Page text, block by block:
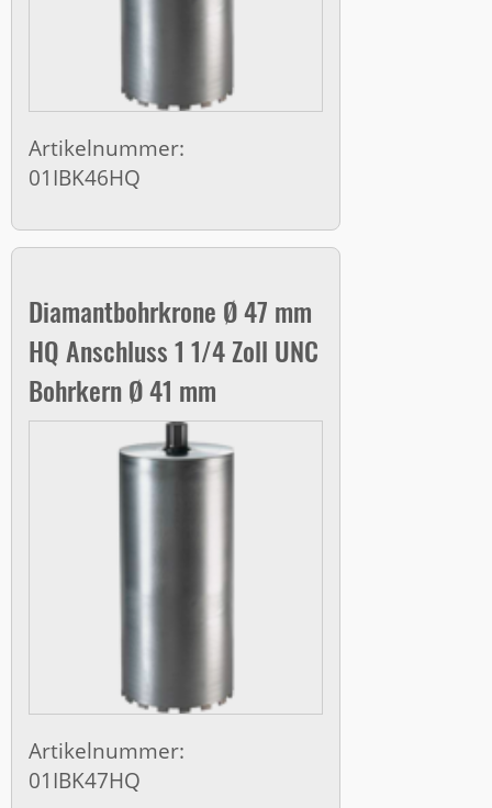
Artikelnummer:
01IBK46HQ
Diamantbohrkrone Ø 47 mm
HQ Anschluss 1 1/4 Zoll UNC
Bohrkern Ø 41 mm
Artikelnummer:
01IBK47HQ